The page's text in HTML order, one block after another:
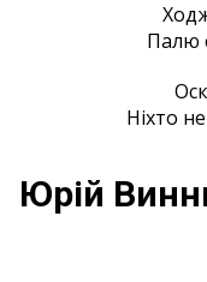
Палю
Ніхто
Юрій